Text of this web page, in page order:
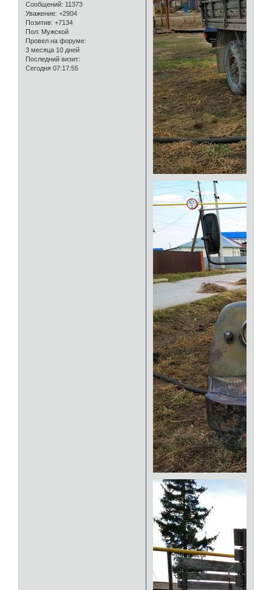
Сообщений: 11373
Уважение: +2904
Позитив: +7134
Пол: Мужской
Провел на форуме:
3 месяца 10 дней
Последний визит:
Сегодня 07:17:55